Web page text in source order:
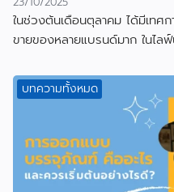
ในช่วงต้นเดือนตุลาคม ได้มีเทศ
ขายของหลายแบรนด์มาก ในไล
บทความทั้งหมด